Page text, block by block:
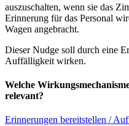
auszuschalten, wenn sie das
Erinnerung für das Personal
Wagen angebracht.
Dieser Nudge soll durch eine
Auffälligkeit wirken.
Welche
relevant?
Erinnerungen bereitstellen /